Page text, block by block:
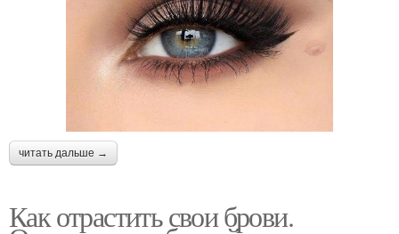
читать дальше →
Как отрастить свои брови.